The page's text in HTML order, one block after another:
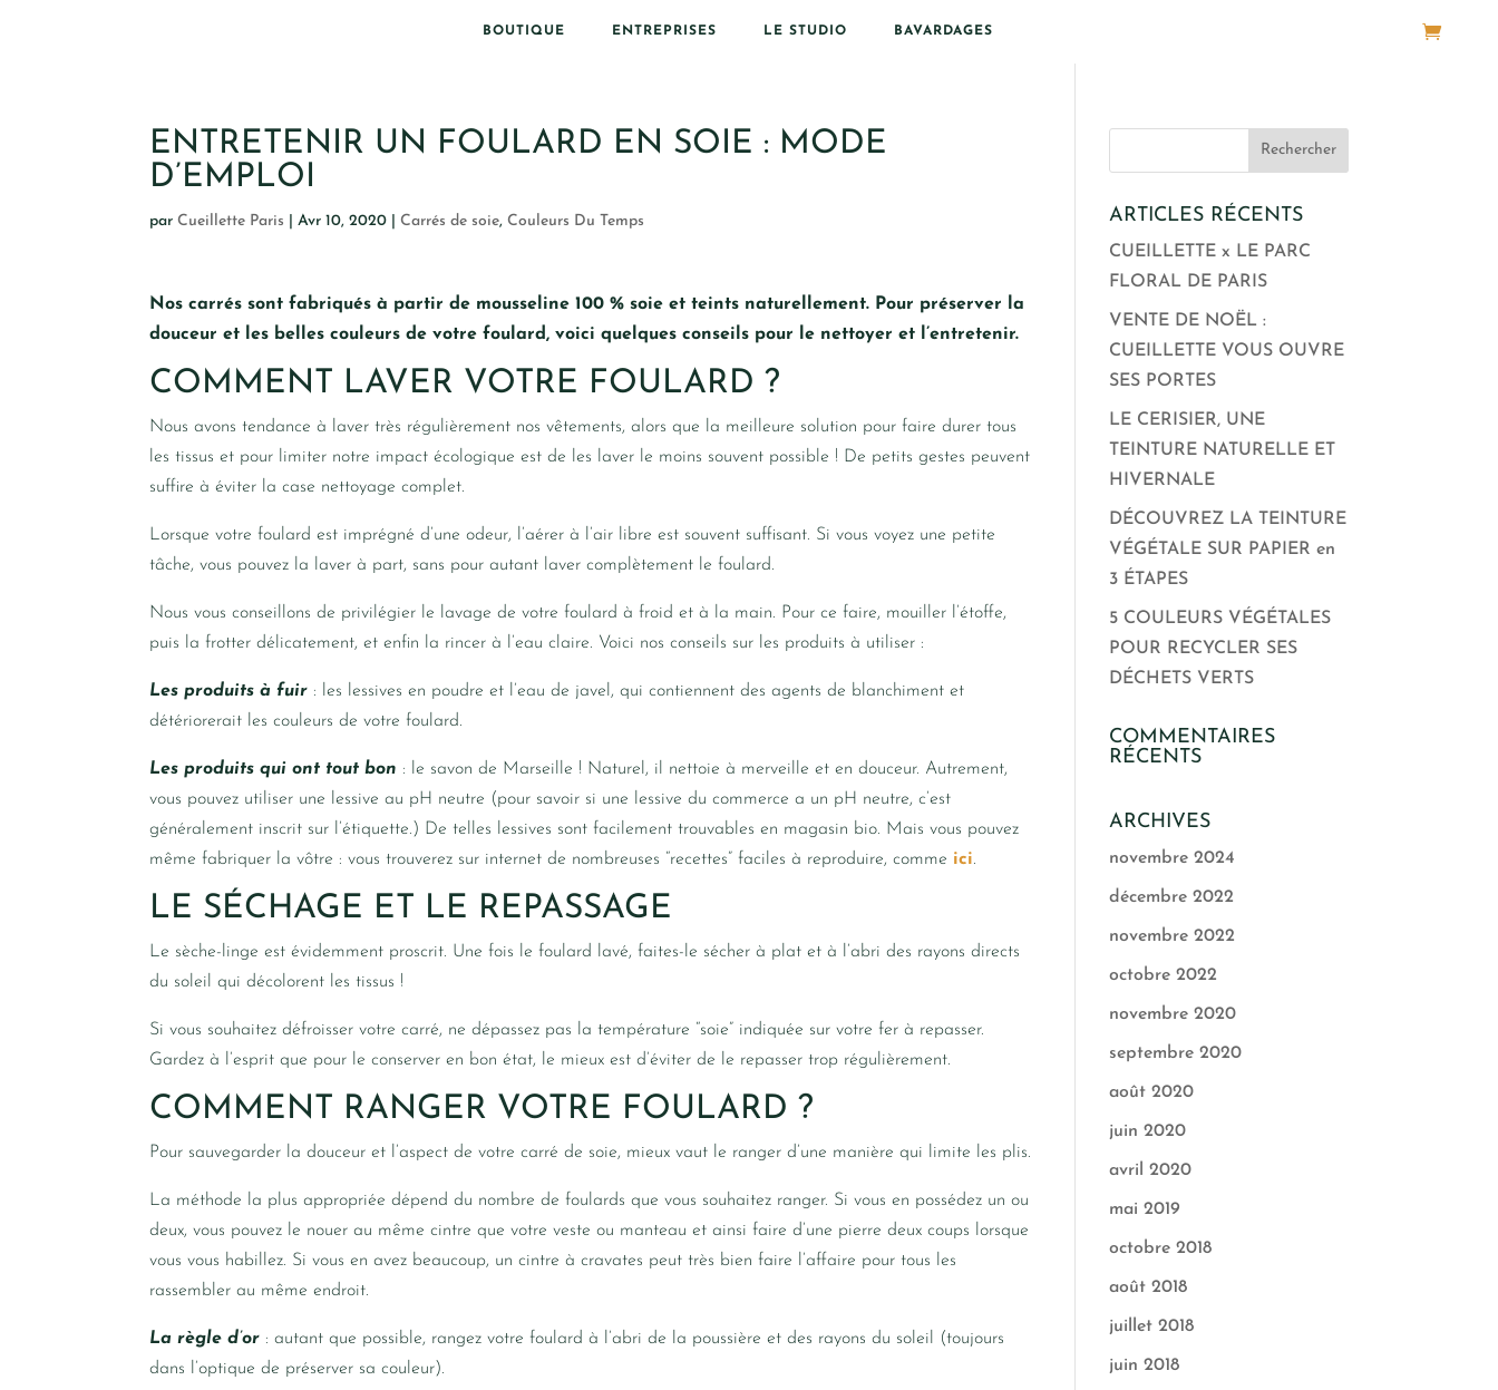
BOUTIQUE ENTREPRISES LE STUDIO BAVARDAGES
ENTRETENIR UN FOULARD EN SOIE : MODE
D’EMPLOI
parCueillette Paris |Avr 10, 2020 |Carrés de soie,Couleurs Du Temps
Nos carrés sont fabriqués à partir de mousseline 100 % soie et teints naturellement. Pour préserver la
douceur et les belles couleurs de votre foulard, voici quelques conseils pour le nettoyer et l’entretenir.
COMMENT LAVER VOTRE FOULARD ?
Nous avons tendance à laver très régulièrement nos vêtements, alors que la meilleure solution pour faire durer tous
les tissus et pour limiter notre impact écologique est de les laver le moins souvent possible ! De petits gestes peuvent
suffire à éviter la case nettoyage complet.
Lorsque votre foulard est imprégné d’une odeur, l’aérer à l’air libre est souvent suffisant. Si vous voyez une petite
tâche, vous pouvez la laver à part, sans pour autant laver complètement le foulard.
Nous vous conseillons de privilégier le lavage de votre foulard à froid et à la main. Pour ce faire, mouiller l’étoffe,
puis la frotter délicatement, et enfin la rincer à l’eau claire. Voici nos conseils sur les produits à utiliser :
Les produits à fuir : les lessives en poudre et l’eau de javel, qui contiennent des agents de blanchiment et
détériorerait les couleurs de votre foulard.
Les produits qui ont tout bon : le savon de Marseille ! Naturel, il nettoie à merveille et en douceur. Autrement,
vous pouvez utiliser une lessive au pH neutre (pour savoir si une lessive du commerce a un pH neutre, c’est
généralement inscrit sur l’étiquette.) De telles lessives sont facilement trouvables en magasin bio. Mais vous pouvez
même fabriquer la vôtre : vous trouverez sur internet de nombreuses “recettes” faciles à reproduire, comme ici.​​
LE SÉCHAGE ET LE REPASSAGE
Le sèche-linge est évidemment proscrit. Une fois le foulard lavé, faites-le sécher à plat et à l’abri des rayons directs
du soleil qui décolorent les tissus !
Si vous souhaitez défroisser votre carré, ne dépassez pas la température “soie” indiquée sur votre fer à repasser.
Gardez à l’esprit que pour le conserver en bon état, le mieux est d’éviter de le repasser trop régulièrement.
COMMENT RANGER VOTRE FOULARD ?
Pour sauvegarder la douceur et l’aspect de votre carré de soie, mieux vaut le ranger d’une manière qui limite les plis.
La méthode la plus appropriée dépend du nombre de foulards que vous souhaitez ranger. Si vous en possédez un ou
deux, vous pouvez le nouer au même cintre que votre veste ou manteau et ainsi faire d’une pierre deux coups lorsque
vous vous habillez. Si vous en avez beaucoup, un cintre à cravates peut très bien faire l’affaire pour tous les
rassembler au même endroit.
La règle d’or : autant que possible, rangez votre foulard à l’abri de la poussière et des rayons du soleil (toujours
dans l’optique de préserver sa couleur).
ARTICLES RÉCENTS
CUEILLETTE x LE PARC
FLORAL DE PARIS
VENTE DE NOËL :
CUEILLETTE VOUS OUVRE
SES PORTES
LE CERISIER, UNE
TEINTURE NATURELLE ET
HIVERNALE
DÉCOUVREZ LA TEINTURE
VÉGÉTALE SUR PAPIER en
3 ÉTAPES
5 COULEURS VÉGÉTALES
POUR RECYCLER SES
DÉCHETS VERTS
COMMENTAIRES
RÉCENTS
ARCHIVES
novembre 2024
décembre 2022
novembre 2022
octobre 2022
novembre 2020
septembre 2020
août 2020
juin 2020
avril 2020
mai 2019
octobre 2018
août 2018
juillet 2018
juin 2018